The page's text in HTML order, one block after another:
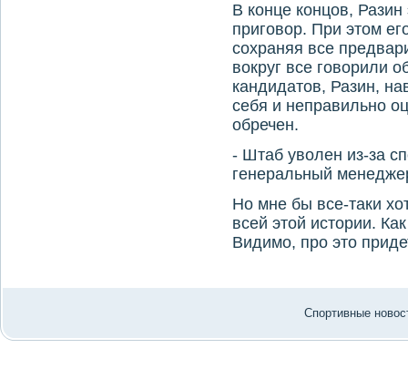
В конце концов,
приговор. При этом
сохраняя все
вокруг все говорили
кандидатов, Разин,
себя и неправильно
обречен.
- Штаб уволен из-за
генеральный
Но мне бы все-таки
всей этой истории.
Видимо, про это
Спортивные